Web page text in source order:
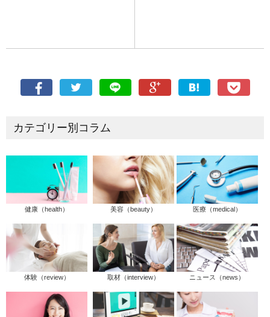
カテゴリー別コラム
健康（health） 美容（beauty） 医療（medical）
体験（review） 取材（interview） ニュース（news）